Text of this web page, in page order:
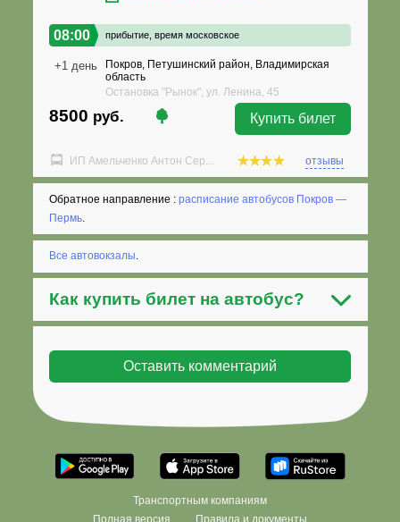
08:00 прибытие, время московское
+1 день
Покров, Петушинский район, Владимирская
область
Остановка "Рынок", ул. Ленина, 45
8500 руб. Купить билет
ИП Амельченко Антон Сер... отзывы
Обратное направление :расписание автобусов Покров —
Пермь.
Все автовокзалы.
Как купить билет на автобус?
Транспортным компаниям
Полная версия
Правила и документы